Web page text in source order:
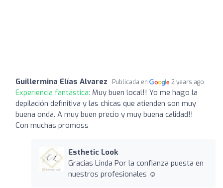
Guillermina Elías Alvarez Publicada en 2 years ago
Experiencia fantástica: Muy buen local!! Yo me hago la
depilación definitiva y las chicas que atienden son muy
buena onda. A muy buen precio y muy buena calidad!!
Con muchas promoss
Esthetic Look
Gracias Linda Por la confianza puesta en
nuestros profesionales ☺️